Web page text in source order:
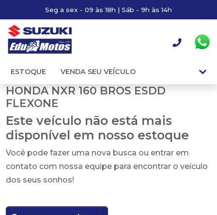
Seg a sex - 09 às 18h | Sáb - 9h às 14h
ESTOQUE VENDA SEU VEÍCULO
HONDA NXR 160 BROS ESDD
FLEXONE
Este veículo não está mais
disponível em nosso estoque
Você pode fazer uma nova busca ou entrar em
contato com nossa equipe para encontrar o veículo
dos seus sonhos!